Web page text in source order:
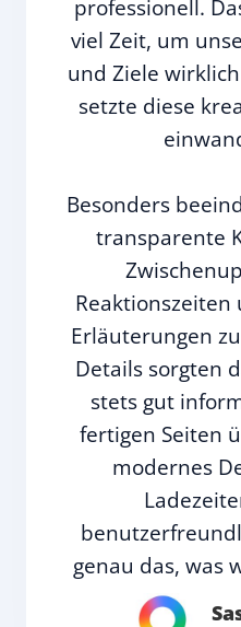
professionell.
viel Zeit, um
und Ziele
setzte diese
Besonders
transparente
Erläuterungen
Details sorgten
stets gut
fertigen Seiten
modernes
genau das, was